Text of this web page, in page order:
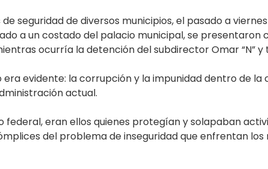
seguridad de diversos municipios, el pasado a viernes
a un costado del palacio municipal, se presentaron
ocurría la detención del subdirector Omar “N”
evidente: la corrupción y la impunidad dentro de la
actual.
eran ellos quienes protegían y solapaban
del problema de inseguridad que enfrentan los